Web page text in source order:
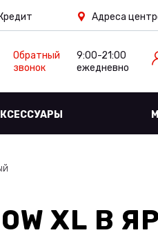
Кредит Адреса
Обратный
звонок
9:00-21:00
ежедневно
XL В